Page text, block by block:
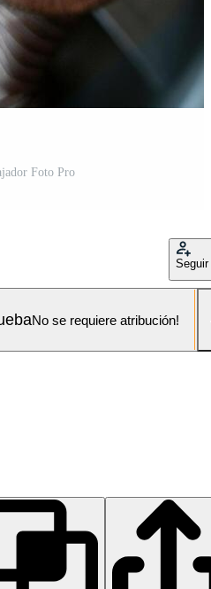
Foto Pro
Seguir
No se requiere atribución!